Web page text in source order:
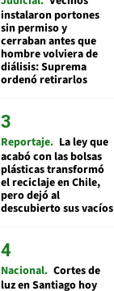
instalaron portones
sin permiso y
cerraban antes que
hombre volviera de
diálisis: Suprema
ordenó retirarlos
Reportaje La ley que
acabó con las bolsas
plásticas transformó
el reciclaje en Chile,
pero dejó al
descubierto sus vacíos
Nacional Cortes de
luz en Santiago hoy